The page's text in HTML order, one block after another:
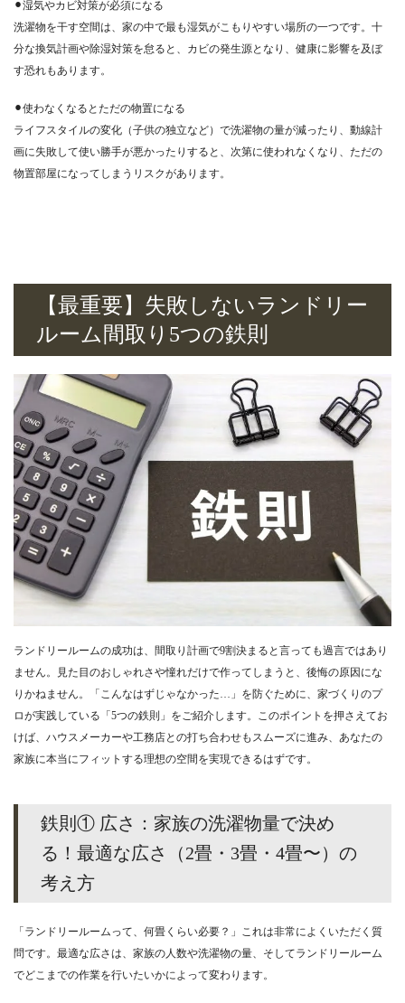
⚫︎湿気やカビ対策が必須になる
洗濯物を干す空間は、家の中で最も湿気がこもりやすい場所の一つです。十
分な換気計画や除湿対策を怠ると、カビの発生源となり、健康に影響を及ぼ
す恐れもあります。
⚫︎使わなくなるとただの物置になる
ライフスタイルの変化（子供の独立など）で洗濯物の量が減ったり、動線計
画に失敗して使い勝手が悪かったりすると、次第に使われなくなり、ただの
物置部屋になってしまうリスクがあります。
【最重要】失敗しないランドリー
ルーム間取り5つの鉄則
ランドリールームの成功は、間取り計画で9割決まると言っても過言ではあり
ません。見た目のおしゃれさや憧れだけで作ってしまうと、後悔の原因にな
りかねません。「こんなはずじゃなかった…」を防ぐために、家づくりのプ
ロが実践している「5つの鉄則」をご紹介します。このポイントを押さえてお
けば、ハウスメーカーや工務店との打ち合わせもスムーズに進み、あなたの
家族に本当にフィットする理想の空間を実現できるはずです。
鉄則① 広さ：家族の洗濯物量で決め
る！最適な広さ（2畳・3畳・4畳〜）の
考え方
「ランドリールームって、何畳くらい必要？」これは非常によくいただく質
問です。最適な広さは、家族の人数や洗濯物の量、そしてランドリールーム
でどこまでの作業を行いたいかによって変わります。